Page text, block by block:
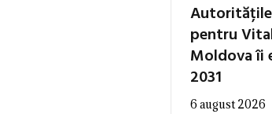
pentru
Moldova îi
2031
6 august 2026